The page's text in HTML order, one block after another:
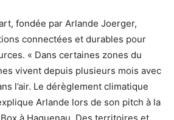
fondée par Arlande Joerger,
connectées et durables pour
« Dans certaines zones du
vivent depuis plusieurs mois avec
l’air. Le dérèglement climatique
Arlande lors de son pitch à la